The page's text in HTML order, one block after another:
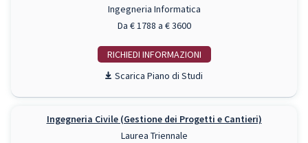
Ingegneria Informatica
Da € 1788 a € 3600
RICHIEDI INFO
Piano di Studi
Ingegneria Civile (Gestione dei Progetti e Cantieri)
Laurea Triennale